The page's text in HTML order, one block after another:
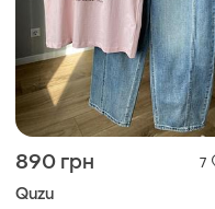
890 грн 7
Quzu